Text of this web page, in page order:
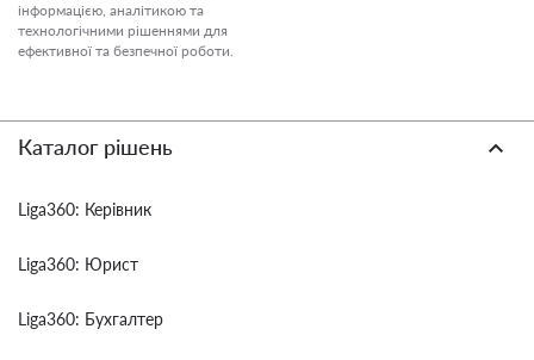
інформацією, аналітикою та
технологічними рішеннями для
ефективної та безпечної роботи.
Каталог рішень
Liga360: Керівник
Liga360: Юрист
Liga360: Бухгалтер